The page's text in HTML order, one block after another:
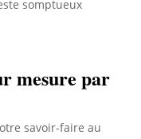
somptueux
mesure par
savoir-faire au